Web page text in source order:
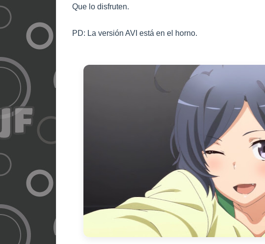
Que lo disfruten.
PD: La versión AVI está en el horno.